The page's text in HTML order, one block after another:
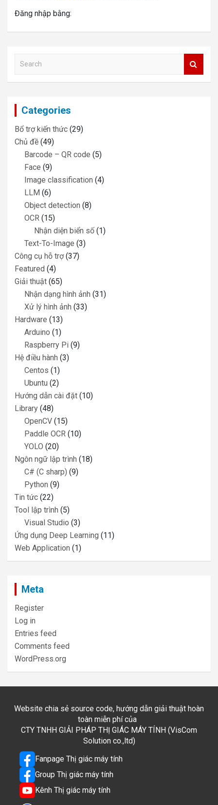
Đăng nhập bằng:
a
Categories
Bổ trợ kiến thức (29)
Chủ đề (49)
Barcode – QR code (5)
Face (9)
Image classification (4)
LLM (6)
Object detection (8)
OCR (15)
Nhận diện biển số (1)
Text-To-Image (3)
Công cụ hỗ trợ(37)
Featured (4)
Giải thuật (65)
Nhận dạng hình ảnh (31)
Xử lý hình ảnh (33)
Hardware (13)
Arduino (1)
Raspberry Pi (9)
Hệ điều hành (3)
Centos (1)
Ubuntu (2)
Hướng dẫn cài đặt (10)
Library (48)
OpenCV (15)
Paddle OCR (10)
YOLO (20)
Ngôn ngữ lập trình (18)
C# (C sharp) (9)
Python (9)
Tin tức (22)
Tool lập trình (5)
Visual Studio (3)
Ứng dụng Deep Learning (11)
Web Application (1)
Meta
Register
Log in
Entries feed
Comments feed
WordPress.org
Website chia sẻ source code, hướng dẫn giải thuật hoàn
toàn miễn phí của
CTY TNHH GIẢI PHÁP THỊ GIÁC MÁY TÍNH (VisCom
Solution co.,ltd)
Fanpage Thị giác máy tính
Group Thị giác máy tính
Kênh Thị giác máy tính